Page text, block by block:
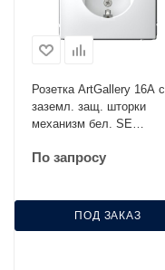
Розетка ArtGallery 16А с
заземл. защ. шторки
механизм бел. SE
По запросу
ПОД ЗАКАЗ